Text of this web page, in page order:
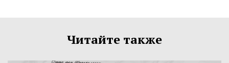
Читайте также